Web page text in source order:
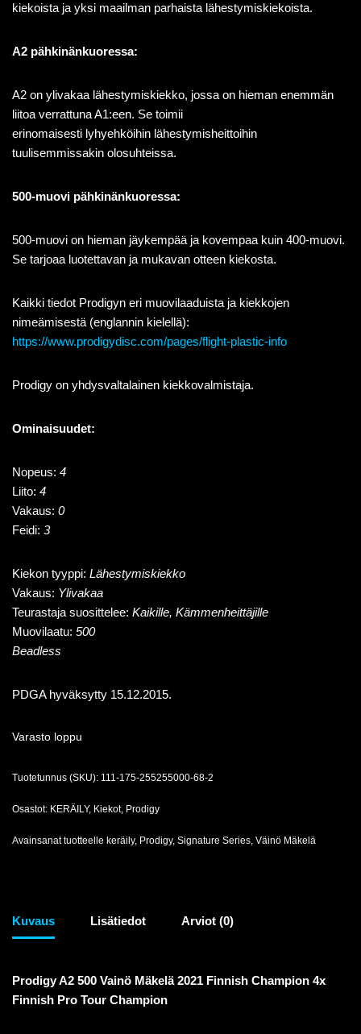
kiekoista ja yksi maailman parhaista lähestymiskiekoista.
A2 pähkinänkuoressa:
A2 on ylivakaa lähestymiskiekko, jossa on hieman enemmän
liitoa verrattuna A1:een. Se toimii
erinomaisesti lyhyehköihin lähestymisheittoihin
tuulisemmissakin olosuhteissa.
500-muovi pähkinänkuoressa:
500-muovi on hieman jäykempää ja kovempaa kuin 400-muovi.
Se tarjoaa luotettavan ja mukavan otteen kiekosta.
Kaikki tiedot Prodigyn eri muovilaaduista ja kiekkojen
nimeämisestä (englannin kielellä):
https://www.prodigydisc.com/pages/flight-plastic-info
Prodigy on yhdysvaltalainen kiekkovalmistaja.
Ominaisuudet:
Nopeus: 4
Liito: 4
Vakaus: 0
Feidi: 3
Kiekon tyyppi: Lähestymiskiekko
Vakaus: Ylivakaa
Teurastaja suosittelee: Kaikille, Kämmenheittäjille
Muovilaatu: 500
Beadless
PDGA hyväksytty 15.12.2015.
Varasto loppu
Tuotetunnus (SKU): 111-175-255255000-68-2
Osastot: KERÄILY, Kiekot, Prodigy
Avainsanat tuotteelle keräily, Prodigy, Signature Series, Väinö Mäkelä
Kuvaus Lisätiedot Arviot (0)
Prodigy A2 500 Vainö Mäkelä 2021 Finnish Champion 4x
Finnish Pro Tour Champion